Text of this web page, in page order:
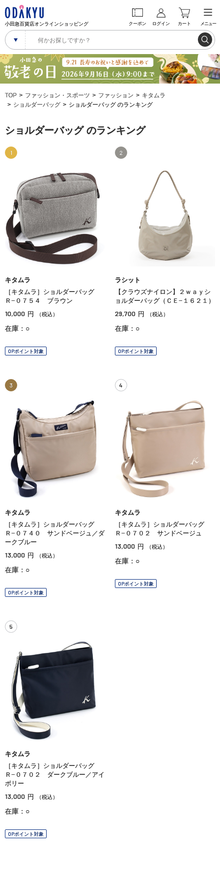
小田急百貨店オンラインショッピング クーポン ログイン カート メニュー
TOP ファッション・スポーツ ファッション
キタムラ
ショルダーバッグ
ショルダーバッグ のランキング
ショルダーバッグ のランキング
1
キタムラ
［キタムラ］ショルダーバッグ
Ｒ−０７５４ ブラウン
10,000 円 （税込）
在庫：○
OPポイント対象
2
ラシット
【クラウズナイロン】２ｗａｙシ
ョルダーバッグ（ＣＥ−１６２１）
29,700 円 （税込）
在庫：○
OPポイント対象
3
キタムラ
［キタムラ］ショルダーバッグ
Ｒ−０７４０ サンドベージュ／ダ
ークブルー
13,000 円 （税込）
在庫：○
OPポイント対象
4
キタムラ
［キタムラ］ショルダーバッグ
Ｒ−０７０２ サンドベージュ
13,000 円 （税込）
在庫：○
OPポイント対象
5
キタムラ
［キタムラ］ショルダーバッグ
Ｒ−０７０２ ダークブルー／アイ
ボリー
13,000 円 （税込）
在庫：○
OPポイント対象